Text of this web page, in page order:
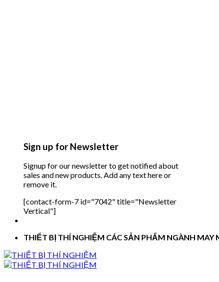
Sign up for Newsletter
Signup for our newsletter to get notified about
sales and new products. Add any text here or
remove it.
[contact-form-7 id="7042" title="Newsletter
Vertical"]
THIẾT BỊ THÍ NGHIỆM CÁC SẢN PHẨM NGÀNH MAY